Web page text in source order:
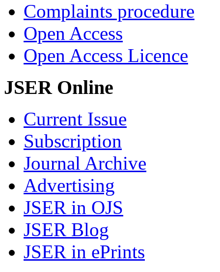
Complaints procedure
Open Access
Open Access Licence
JSER Online
Current Issue
Subscription
Journal Archive
Advertising
JSER in OJS
JSER Blog
JSER in ePrints